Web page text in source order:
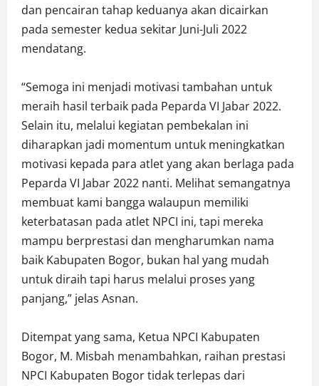
dan pencairan tahap keduanya akan dicairkan
pada semester kedua sekitar Juni-Juli 2022
mendatang.
“Semoga ini menjadi motivasi tambahan untuk
meraih hasil terbaik pada Peparda VI Jabar 2022.
Selain itu, melalui kegiatan pembekalan ini
diharapkan jadi momentum untuk meningkatkan
motivasi kepada para atlet yang akan berlaga pada
Peparda VI Jabar 2022 nanti. Melihat semangatnya
membuat kami bangga walaupun memiliki
keterbatasan pada atlet NPCI ini, tapi mereka
mampu berprestasi dan mengharumkan nama
baik Kabupaten Bogor, bukan hal yang mudah
untuk diraih tapi harus melalui proses yang
panjang,” jelas Asnan.
Ditempat yang sama, Ketua NPCI Kabupaten
Bogor, M. Misbah menambahkan, raihan prestasi
NPCI Kabupaten Bogor tidak terlepas dari